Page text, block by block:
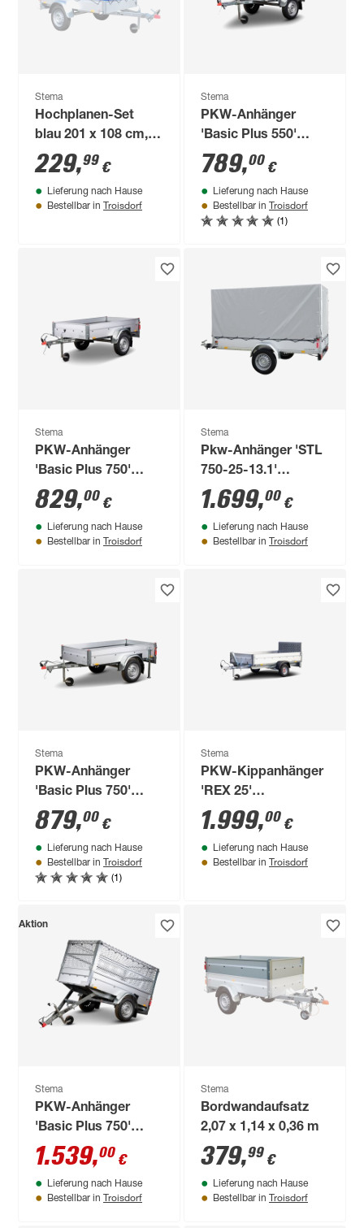
Stema
Hochplanen-Set
blau 201 x 108 cm,
mit Hochspriegel
229,99 €
Lieferung nach Hause
Bestellbar in Troisdorf
Stema
PKW-Anhänger
'Basic Plus 550'
ungebremst 550 kg
789,00 €
Lieferung nach Hause
Bestellbar in Troisdorf
(1)
Stema
PKW-Anhänger
'Basic Plus 750'
ungebremst 750 kg
829,00 €
Lieferung nach Hause
Bestellbar in Troisdorf
Stema
Pkw-Anhänger 'STL
750-25-13.1'
ungebremst 750 kg
mit Hochplanenset
1.699,00 €
Lieferung nach Hause
Bestellbar in Troisdorf
Stema
PKW-Anhänger
'Basic Plus 750'
ungebremst 750 kg
mit Abstellstützen
879,00 €
Lieferung nach Hause
Bestellbar in Troisdorf
(1)
Stema
PKW-Kippanhänger
'REX 25'
ungebremst 750 kg
1.999,00 €
Lieferung nach Hause
Bestellbar in Troisdorf
Aktion
Stema
PKW-Anhänger
'Basic Plus 750'
ungebremst 750 kg
mit Gitteraufsatz
und Kippdeichsel
1.539,00 €
Lieferung nach Hause
Bestellbar in Troisdorf
Stema
Bordwandaufsatz
2,07 x 1,14 x 0,36 m
379,99 €
Lieferung nach Hause
Bestellbar in Troisdorf